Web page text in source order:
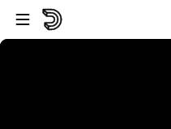
Vai al lettore
Passa al contenuto principale